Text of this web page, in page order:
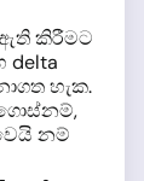
ඇති කිරීමට
delta
හැක.
ගොස්නම්,
නම්